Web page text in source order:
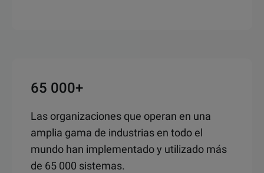
65 000+
Las organizaciones que operan en una
amplia gama de industrias en todo el
mundo han implementado y utilizado más
de 65 000 sistemas.